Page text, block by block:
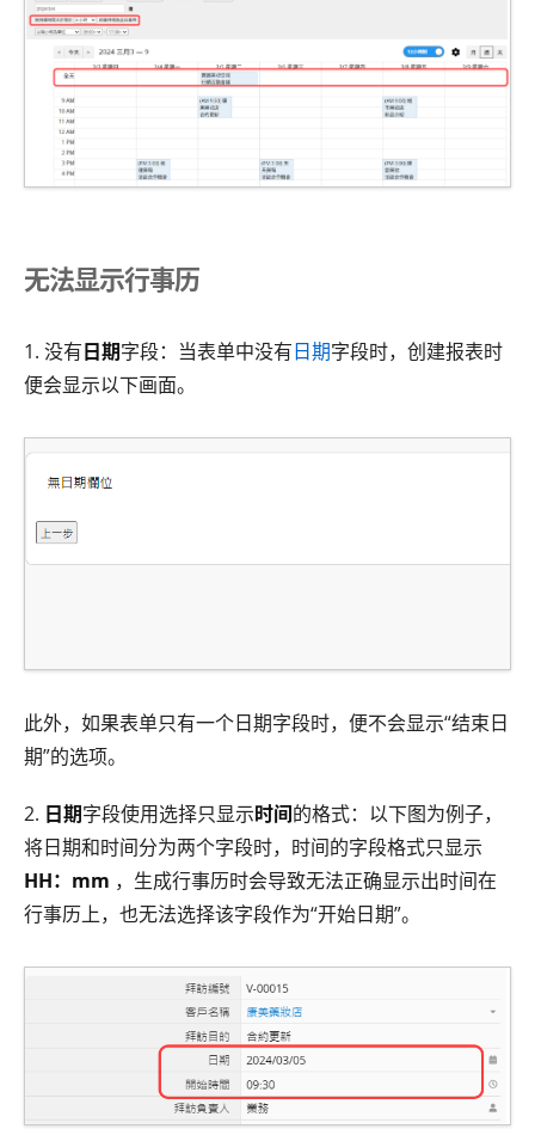
无法显示行事历
1. 没有日期字段：当表单中没有日期字段时，创建报表时
便会显示以下画面。
此外，如果表单只有一个日期字段时，便不会显示“结束日
期”的选项。
2. 日期字段使用选择只显示时间的格式：以下图为例子，
将日期和时间分为两个字段时，时间的字段格式只显示
HH：mm ，生成行事历时会导致无法正确显示出时间在
行事历上，也无法选择该字段作为“开始日期”。